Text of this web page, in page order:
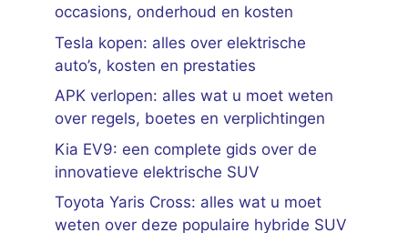
occasions, onderhoud en kosten
Tesla kopen: alles over elektrische
auto’s, kosten en prestaties
APK verlopen: alles wat u moet weten
over regels, boetes en verplichtingen
Kia EV9: een complete gids over de
innovatieve elektrische SUV
Toyota Yaris Cross: alles wat u moet
weten over deze populaire hybride SUV